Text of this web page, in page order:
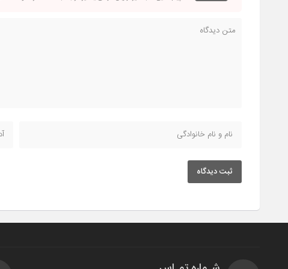
ثبت دیدگاه